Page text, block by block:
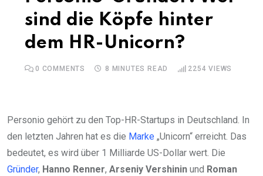
sind die Köpfe hinter
dem HR-Unicorn?
0 COMMENTS 8 MINUTES READ 2254 VIEWS
Personio gehört zu den Top-HR-Startups in Deutschland. In
den letzten Jahren hat es die Marke „Unicorn“ erreicht. Das
bedeutet, es wird über 1 Milliarde US-Dollar wert. Die
Gründer, Hanno Renner, Arseniy Vershinin und Roman